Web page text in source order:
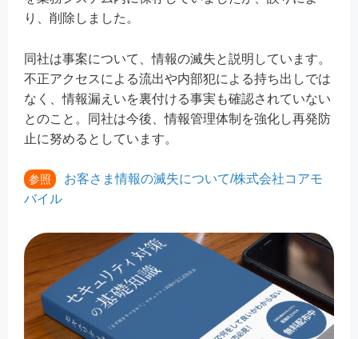
り、削除しました。
同社は事案について、情報の滅失と説明しています。
不正アクセスによる流出や内部犯による持ち出しでは
なく、情報漏えいを裏付ける事実も確認されていない
とのこと。同社は今後、情報管理体制を強化し再発防
止に努めるとしています。
参照
お客さま情報の滅失について/株式会社コアモ
バイル